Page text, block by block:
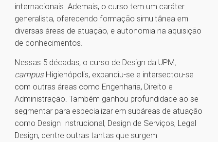
internacionais. Ademais, o curso tem um caráter
generalista, oferecendo formação simultânea em
diversas áreas de atuação, e autonomia na aquisição
de conhecimentos.
Nessas 5 décadas, o curso de Design da UPM,
campus Higienópolis, expandiu-se e intersectou-se
com outras áreas como Engenharia, Direito e
Administração. Também ganhou profundidade ao se
segmentar para especializar em subáreas de atuação
como Design Instrucional, Design de Serviços, Legal
Design, dentre outras tantas que surgem